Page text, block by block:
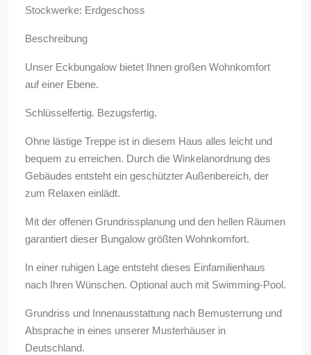
Stockwerke: Erdgeschoss
Beschreibung
Unser Eckbungalow bietet Ihnen großen Wohnkomfort
auf einer Ebene.
Schlüsselfertig. Bezugsfertig.
Ohne lästige Treppe ist in diesem Haus alles leicht und
bequem zu erreichen. Durch die Winkelanordnung des
Gebäudes entsteht ein geschützter Außenbereich, der
zum Relaxen einlädt.
Mit der offenen Grundrissplanung und den hellen Räumen
garantiert dieser Bungalow größten Wohnkomfort.
In einer ruhigen Lage entsteht dieses Einfamilienhaus
nach Ihren Wünschen. Optional auch mit Swimming-Pool.
Grundriss und Innenausstattung nach Bemusterrung und
Absprache in eines unserer Musterhäuser in
Deutschland.